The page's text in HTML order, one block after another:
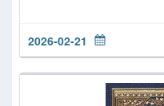
2026-02-21